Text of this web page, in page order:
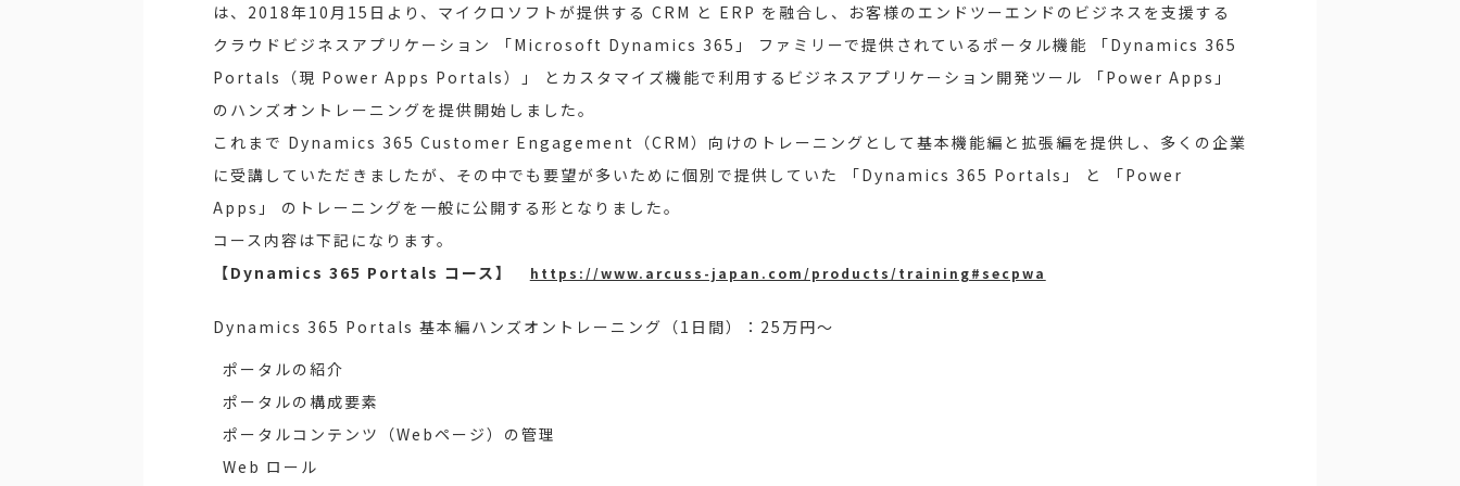
は、2018年10月15日より、マイクロソフトが提供する CRM と ERP を融合し、お客様のエンドツーエンドのビジネスを支援する
クラウドビジネスアプリケーション 「Microsoft Dynamics 365」 ファミリーで提供されているポータル機能 「Dynamics 365
Portals（現 Power Apps Portals）」 とカスタマイズ機能で利用するビジネスアプリケーション開発ツール 「Power Apps」
のハンズオントレーニングを提供開始しました。
これまで Dynamics 365 Customer Engagement（CRM）向けのトレーニングとして基本機能編と拡張編を提供し、多くの企業
に受講していただきましたが、その中でも要望が多いために個別で提供していた 「Dynamics 365 Portals」 と 「Power
Apps」 のトレーニングを一般に公開する形となりました。
コース内容は下記になります。
【Dynamics 365 Portals コース】
https://www.arcuss-japan.com/products/training#secpwa
Dynamics 365 Portals 基本編ハンズオントレーニング（1日間）：25万円～
ポータルの紹介
ポータルの構成要素
ポータルコンテンツ（Webページ）の管理
Web ロール